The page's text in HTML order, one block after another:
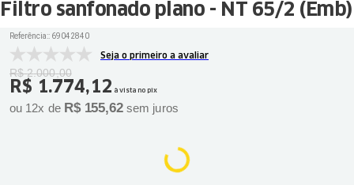
Filtro sanfonado plano - NT 65/2 (Emb)
Referência:: 69042840
Seja o primeiro a avaliar
R$ 2.000,00
R$ 1.774,12 à vista no pix
ou 12x de R$ 155,62 sem juros